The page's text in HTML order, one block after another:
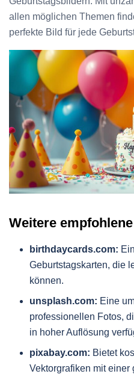
allen möglichen Themen
perfekte Bild für jede
Weitere
birthdaycards.com:
Geburtstagskarten, die
können.
unsplash.com: Eine
professionellen Fotos,
in hoher Auflösung
pixabay.com: Bietet
Vektorgrafiken mit einer